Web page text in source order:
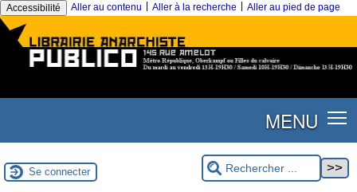
Accessibilité Aller au contenu Aller à la recherche Aller au pied de page
MENU
Se connecter